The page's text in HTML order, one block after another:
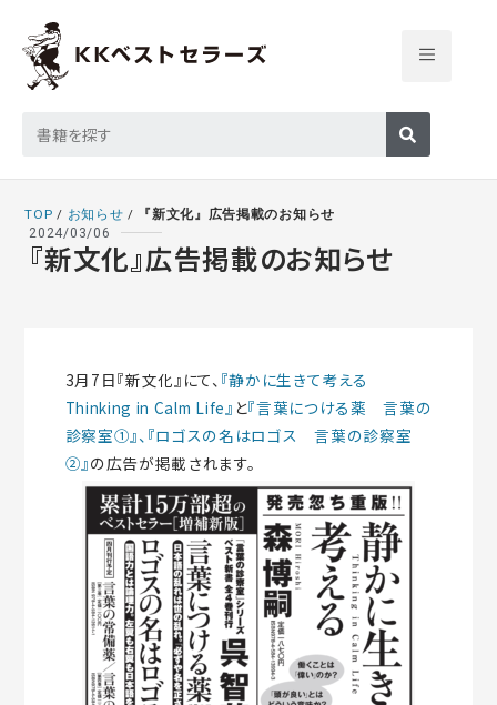
TOP / お知らせ /
『新文化』広告掲載のお知らせ
2024/03/06
『新文化』広告掲載のお知らせ
3月7日『新文化』にて、 『静かに生きて考える
Thinking in Calm Life』 と『言葉につける薬 言葉の
診察室①』、 『ロゴスの名はロゴス 言葉の診察室
②』の広告が掲載されます。